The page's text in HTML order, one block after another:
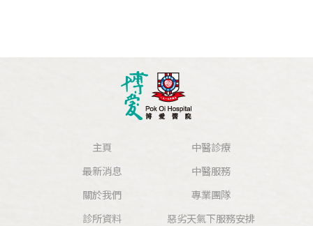
主頁
最新消息
關於我們
中醫診療
中醫服務
專業團隊
診所資料
惡劣天氣下服務安排